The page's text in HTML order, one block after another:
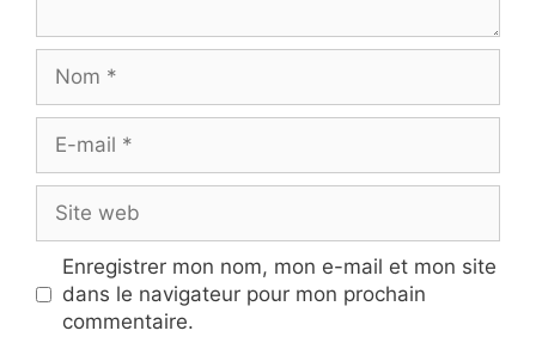
mail
web
Enregistrer mon nom, mon e-mail et mon site
dans le navigateur pour mon prochain
commentaire.